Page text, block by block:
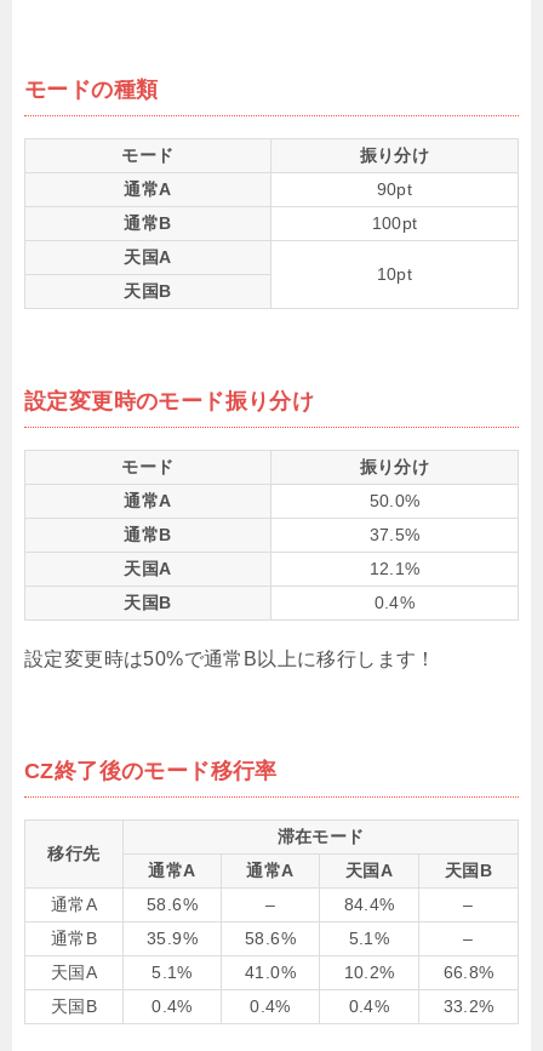
モードの種類
モード
振り分け
通常A
90pt
通常B
100pt
天国A
10pt
天国B
設定変更時のモード振り分け
モード
振り分け
通常A
50.0%
通常B
37.5%
天国A
12.1%
天国B
0.4%
設定変更時は50%で通常B以上に移行します！
CZ終了後のモード移行率
移行先
滞在モード
通常A
通常A 天国A
天国B
通常A
58.6% – 84.4%
–
通常B
35.9% 58.6% 5.1%
–
天国A
5.1% 41.0% 10.2%
66.8%
天国B
0.4% 0.4% 0.4% 33.2%